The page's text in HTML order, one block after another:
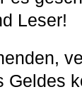
Leser!
Geldes